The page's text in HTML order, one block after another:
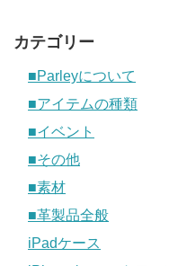
カテゴリー
■Parleyについて
■アイテムの種類
■イベント
■その他
■素材
■革製品全般
iPadケース